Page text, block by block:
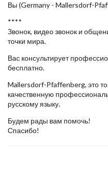
Вы (Germany - Mallersdorf-
****
Звонок, видео звонок и
точки мира.
Вас консультирует
бесплатно.
Mallersdorf-Pfaffenberg, это
качественную
русскому языку.
Будем рады вам помочь!
Спасибо!